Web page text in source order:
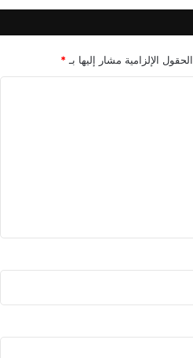
الحقول الإلزامية مشار إليها بـ *